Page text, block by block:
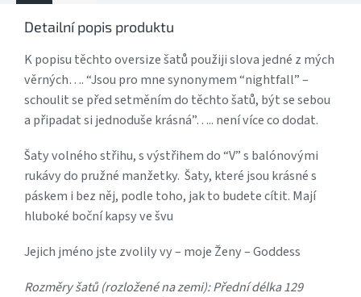
Detailní popis produktu
K popisu těchto oversize šatů použiji slova jedné z mých
věrných…. “Jsou pro mne synonymem “nightfall” –
schoulit se před setměním do těchto šatů, být se sebou
a připadat si jednoduše krásná”….. není více co dodat.
Šaty volného střihu, s výstřihem do “V” s balónovými
rukávy do pružné manžetky. Šaty, které jsou krásné s
páskem i bez něj, podle toho, jak to budete cítit. Mají
hluboké boční kapsy ve švu
Jejich jméno jste zvolily vy – moje Ženy – Goddess
Rozměry šatů (rozložené na zemi): Přední délka 129